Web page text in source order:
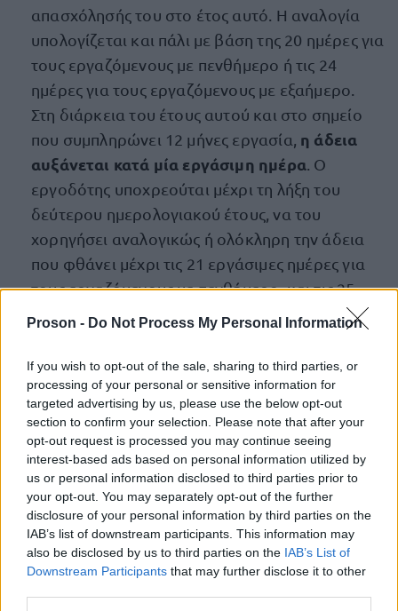
Proson - Do Not Process My Personal Information
If you wish to opt-out of the sale, sharing to third parties, or
processing of your personal or sensitive information for
targeted advertising by us, please use the below opt-out
section to confirm your selection. Please note that after your
opt-out request is processed you may continue seeing
interest-based ads based on personal information utilized by
us or personal information disclosed to third parties prior to
your opt-out. You may separately opt-out of the further
disclosure of your personal information by third parties on the
IAB’s list of downstream participants. This information may
also be disclosed by us to third parties on the IAB’s List of
Downstream Participants that may further disclose it to other
απασχόλησής του στο έτος αυτό. Η αναλογία
υπολογίζεται και πάλι με βάση της 20 ημέρες για
τους εργαζόμενους με πενθήμερο ή τις 24
ημέρες για τους εργαζόμενους με εξαήμερο.
Στη διάρκεια του έτους αυτού και στο σημείο
που συμπληρώνει 12 μήνες εργασία, η άδεια
αυξάνεται κατά μία εργάσιμη ημέρα . Ο
εργοδότης υποχρεούται μέχρι τη λήξη του
δεύτερου ημερολογιακού έτους, να του
χορηγήσει αναλογικώς ή ολόκληρη την άδεια
που φθάνει μέχρι τις 21 εργάσιμες ημέρες για
τους εργαζόμενους με πενθήμερο, και τις 25
εργάσιμες ημέρες για τους εργαζόμενους με
Κατά το τρίτο ημερολογιακό έτος,καθώς και
τα επόμενα ο μισθωτός δικαιούται να λάβει
ολόκληρη την άδεια του σε κάθε χρονικό σημείο
του έτους αυτού. Η άδεια αυτή θα φθάσει τις 22
εργάσιμες ημέρες για τους εργαζόμενους με
πενθήμερο ή τις 26 εργάσιμες ημέρες για τους
εργαζόμενους με εξαήμερο, εάν έχουν
συμπληρωθεί 2 έτη απασχόλησης μέσα στο
τρίτο ημερολογιακό έτος.